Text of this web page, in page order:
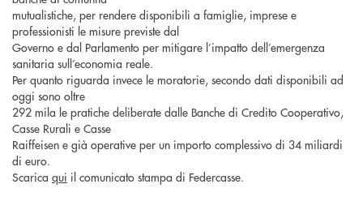
mutualistiche, per rendere disponibili a famiglie, imprese e
professionisti le misure previste dal
Governo e dal Parlamento per mitigare l’impatto dell’emergenza
sanitaria sull’economia reale.
Per quanto riguarda invece le moratorie, secondo dati disponibili ad
oggi sono oltre
292 mila le pratiche deliberate dalle Banche di Credito Cooperativo,
Casse Rurali e Casse
Raiffeisen e già operative per un importo complessivo di 34 miliardi
di euro.
Scarica qui il comunicato stampa di Federcasse.